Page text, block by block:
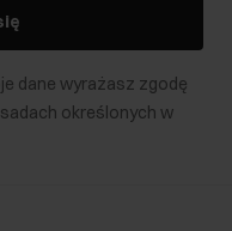
dane wyrażasz zgodę
określonych w